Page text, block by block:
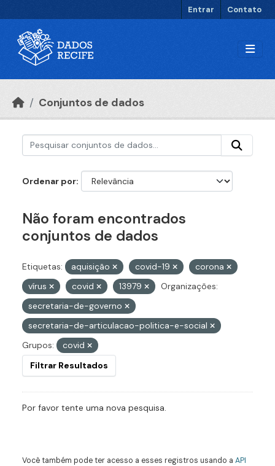
Entrar Contato
Conjuntos de dados
Ordenar por
Não foram encontrados
conjuntos de dados
Etiquetas: aquisição covid-19
corona
vírus
covid 13979
Organizações:
secretaria-de-governo
secretaria-de-articulacao-politica-e-social
Grupos:
covid
Filtrar Resultados
Por favor tente uma nova pesquisa.
Você também pode ter acesso a esses registros usando a API